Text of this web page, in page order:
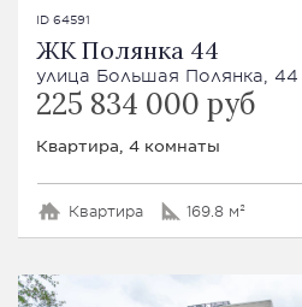
ID 64591
ЖК Полянка 44
улица Большая Полянка, 44
225 834 000 руб
Квартира, 4 комнаты
Квартира 169.8 м²